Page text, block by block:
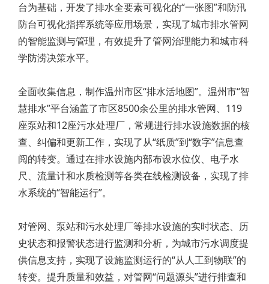
台为基础，开发了排水全要素可视化的“一张图”和防汛
防台可视化指挥系统等应用场景，实现了城市排水管网
的智能监测与管理，有效提升了管网治理能力和城市科
学防涝决策水平。
全面收集信息，制作温州市区“排水活地图”。温州市“智
慧排水”平台涵盖了市区8500余公里的排水管网、119
座泵站和12座污水处理厂，常规进行排水设施数据的核
查、纠偏和更新工作，实现了从“纸质”到“数字”信息查
阅的转变。通过在排水设施内部布设水位仪、电子水
尺、流量计和水质检测等各类在线检测设备，实现了排
水系统的“智能运行”。
对管网、泵站和污水处理厂等排水设施的实时状态、历
史状态和报警状态进行监测和分析，为城市污水调度提
供信息支持，实现了设施监测运行的“从人工到物联”的
转变。提升质量和效益，对管网“问题源头”进行排查和